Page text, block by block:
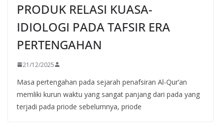
PRODUK RELASI KUASA-
IDIOLOGI PADA TAFSIR ERA
PERTENGAHAN
21/12/2025
Masa pertengahan pada sejarah penafsiran Al-Qur’an
memliki kurun waktu yang sangat panjang dari pada yang
terjadi pada priode sebelumnya, priode